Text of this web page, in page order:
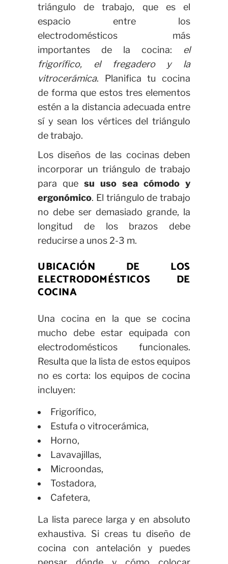
triángulo de trabajo, que es el
espacio entre los
electrodomésticos más
importantes de la cocina: el
frigorífico, el fregadero y la
vitrocerámica. Planifica tu cocina
de forma que estos tres elementos
estén a la distancia adecuada entre
sí y sean los vértices del triángulo
de trabajo.
Los diseños de las cocinas deben
incorporar un triángulo de trabajo
para que su uso sea cómodo y
ergonómico. El triángulo de trabajo
no debe ser demasiado grande, la
longitud de los brazos debe
reducirse a unos 2-3 m.
UBICACIÓN DE LOS
ELECTRODOMÉSTICOS DE
COCINA
Una cocina en la que se cocina
mucho debe estar equipada con
electrodomésticos funcionales.
Resulta que la lista de estos equipos
no es corta: los equipos de cocina
incluyen:
Frigorífico,
Estufa o vitrocerámica,
Horno,
Lavavajillas,
Microondas,
Tostadora,
Cafetera,
La lista parece larga y en absoluto
exhaustiva. Si creas tu diseño de
cocina con antelación y puedes